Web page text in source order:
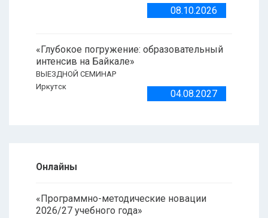
08.10.2026
«Глубокое погружение: образовательный
интенсив на Байкале»
ВЫЕЗДНОЙ СЕМИНАР
Иркутск
04.08.2027
Онлайны
«Программно-методические новации
2026/27 учебного года»